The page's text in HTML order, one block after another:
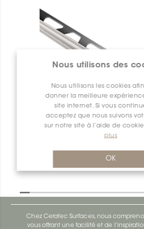
Nous utilisons des
Nous utilisons les cookies
donner la meilleure
site internet. Si vous
acceptez que nous suivons
sur notre site à l’aide de
plus
OK
Deco-SG SG80TSBG12
Deco-Sg SG100ACB12
Chez Ceratec Surfaces, nous
vous offrant une facilité et de